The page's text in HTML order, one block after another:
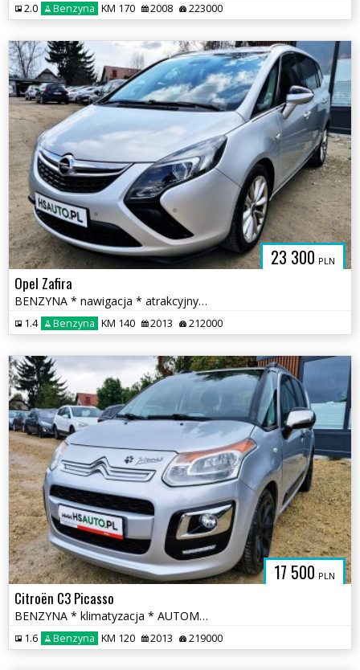
2.0 Benzyna KM 170 2008 223000
23 300 PLN
Opel Zafira
BENZYNA * nawigacja * atrakcyjny wygląd * 2x PDC * OKAZJA * polecamy
1.4 Benzyna KM 140 2013 212000
17 500 PLN
Citroën C3 Picasso
BENZYNA * klimatyzacja * AUTOMAT * super * okazja
1.6 Benzyna KM 120 2013 219000